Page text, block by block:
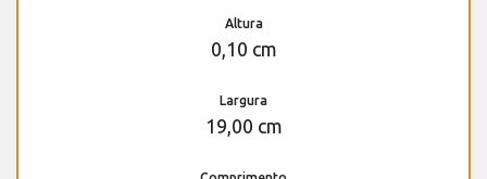
Altura
0,10 cm
Largura
19,00 cm